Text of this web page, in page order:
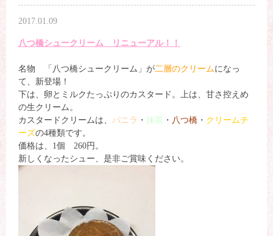
2017.01.09
八つ橋シュークリーム リニューアル！！
名物 「八つ橋シュークリーム」が二層のクリームになっ
て、新登場！
下は、卵とミルクたっぷりのカスタード。上は、甘さ控えめ
の生クリーム。
カスタードクリームは、 バニラ ・ 抹茶 ・ 八つ橋 ・ クリームチ
ーズの4種類です。
価格は、1個 260円。
新しくなったシュー、是非ご賞味ください。